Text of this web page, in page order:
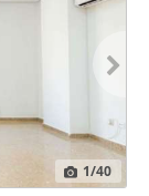
1/40